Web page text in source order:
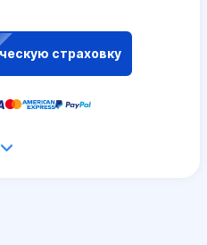
страховку